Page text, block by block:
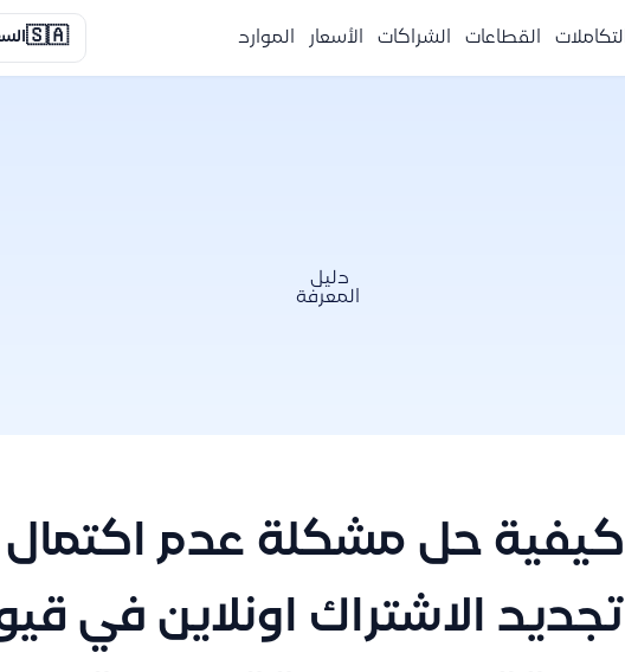
التكاملات القطاعات الشراكات الأسعار الموارد 🇸🇦
دليل
المعرفة
كيفية حل مشكلة عدم اكتمال
تجديد الاشتراك اونلاين في